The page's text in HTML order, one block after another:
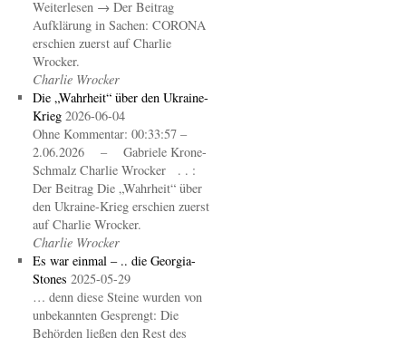
Weiterlesen → Der Beitrag
Aufklärung in Sachen: CORONA
erschien zuerst auf Charlie
Wrocker.
Charlie Wrocker
Die „Wahrheit“ über den Ukraine-
Krieg 2026-06-04
Ohne Kommentar: 00:33:57 –
2.06.2026 – Gabriele Krone-
Schmalz Charlie Wrocker . . :
Der Beitrag Die „Wahrheit“ über
den Ukraine-Krieg erschien zuerst
auf Charlie Wrocker.
Charlie Wrocker
Es war einmal – .. die Georgia-
Stones 2025-05-29
… denn diese Steine wurden von
unbekannten Gesprengt: Die
Behörden ließen den Rest des